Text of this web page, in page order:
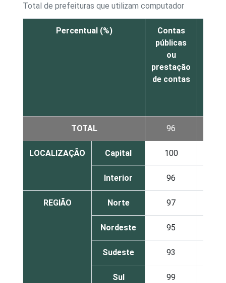
Total de prefeituras que utilizam computador
Percentual (%)
Contas
públicas
ou
prestação
de contas
TOTAL 96
LOCALIZAÇÃO Capital 100
Interior 96
REGIÃO Norte 97
Nordeste 95
Sudeste 93
Sul 99